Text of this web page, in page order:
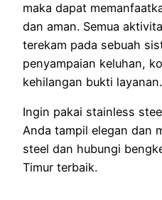
maka dapat
dan aman. Semua
terekam pada sebuah
penyampaian keluhan,
kehilangan bukti layanan.
Ingin pakai stainless
Anda tampil elegan dan
steel dan hubungi
Timur terbaik.